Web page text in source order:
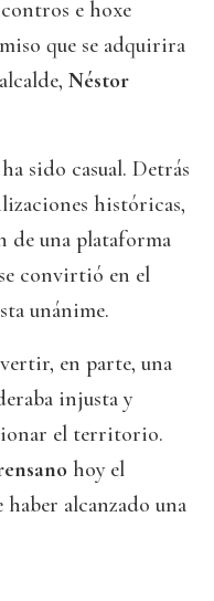
e hoxe
que se adquirira
Néstor
sido casual. Detrás
históricas,
de una plataforma
convirtió en el
unánime.
en parte, una
injusta y
el territorio.
hoy el
alcanzado una